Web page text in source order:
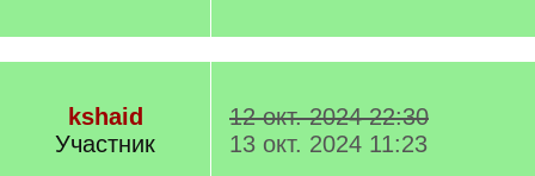
kshaid
Участник
12 окт. 2024 22:30
13 окт. 2024 11:23